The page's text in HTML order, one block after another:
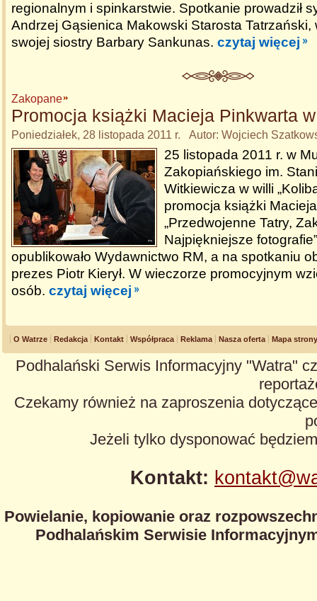
regionalnym i spinkarstwie. Spotkanie prowadził
Andrzej Gąsienica Makowski Starosta Tatrzański,
swojej siostry Barbary Sankunas. czytaj więcej
Zakopane
Promocja książki Macieja Pinkwarta w
Poniedziałek, 28 listopada 2011 r. Autor: Wojciech
25 listopada 2011 r. w
Zakopiańskiego im.
Witkiewicza w willi
promocja książki
„Przedwojenne Tatry,
Najpiękniejsze
opublikowało Wydawnictwo RM, a na spotkaniu
prezes Piotr Kierył. W wieczorze promocyjnym
osób. czytaj więcej
O Watrze Redakcja Kontakt Współpraca Reklama Nasza oferta Mapa strony
Podhalański Serwis Informacyjny "Watra"
Czekamy również na zaproszenia
Jeżeli tylko dysponować
Kontakt:
Powielanie, kopiowanie oraz
Podhalańskim Serwisie